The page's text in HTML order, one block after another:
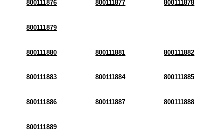
800111876 800111877 800111878
800111879
800111880 800111881 800111882
800111883 800111884 800111885
800111886 800111887 800111888
800111889